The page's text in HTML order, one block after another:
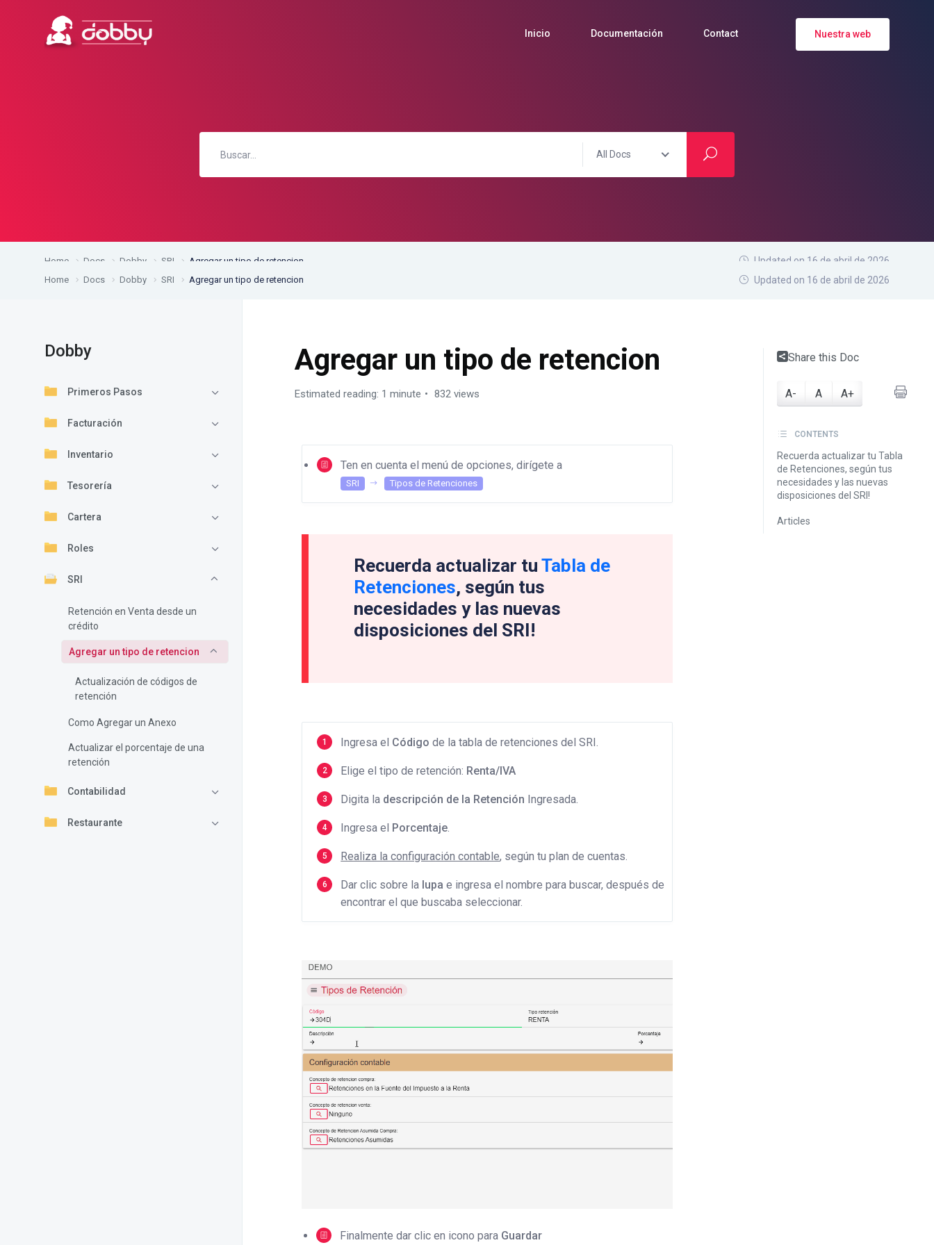
Inicio Documentación Contact Nuestra web
All Docs
Home Docs Dobby SRI Agregar un tipo de retencion Updated on 16 de abril de 2026
Home Docs Dobby SRI Agregar un tipo de retencion Updated on 16 de abril de 2026
Dobby
Primeros Pasos
Facturación
Inventario
Tesorería
Cartera
Roles
SRI
Retención en Venta desde un
crédito
Agregar un tipo de retencion
Actualización de códigos de
retención
Como Agregar un Anexo
Actualizar el porcentaje de una
retención
Contabilidad
Restaurante
Agregar un tipo de retencion
Estimated reading: 1 minute 832 views
Ten en cuenta el menú de opciones, dirígete a
SRI Tipos de Retenciones
Recuerda actualizar tuTabla de
Retenciones, según tus
necesidades y las nuevas
disposiciones del SRI!
Ingresa el Código de la tabla de retenciones del SRI.
Elige el tipo de retención: Renta/IVA
Digita la descripción de la Retención Ingresada.
Ingresa el Porcentaje.
Realiza la configuración contable, según tu plan de cuentas.
Dar clic sobre la lupa e ingresa el nombre para buscar, después de
encontrar el que buscaba seleccionar.
Finalmente dar clic en icono para Guardar
Share this Doc
A- A A+
CONTENTS
Recuerda actualizar tu Tabla
de Retenciones, según tus
necesidades y las nuevas
disposiciones del SRI!
Articles